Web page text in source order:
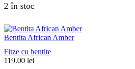
2 în stoc
Bentita African Amber
Fitze cu bentite
119.00 lei